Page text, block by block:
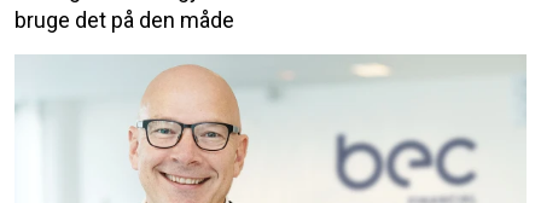
bruge det på den måde